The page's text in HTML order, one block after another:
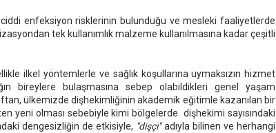
enfeksiyon risklerinin bulunduğu ve mesleki faaliyetlerde
tek kullanımlık malzeme kullanılmasına kadar çeşitli
ilkel yöntemlerle ve sağlık koşullarına uymaksızın hizmet
bireylere bulaşmasına sebep olabildikleri genel yaşam
ülkemizde dişhekimliğinin akademik eğitimle kazanılan bir
yeni olması sebebiyle kimi bölgelerde dişhekimi sayısındaki
dengesizliğin de etkisiyle, "dişçi"adıyla bilinen ve herhangi